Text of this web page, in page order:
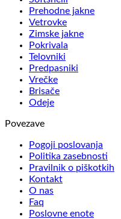
Prehodne jakne
Vetrovke
Zimske jakne
Pokrivala
Telovniki
Predpasniki
Vrečke
Brisače
Odeje
Povezave
Pogoji poslovanja
Politika zasebnosti
Pravilnik o piškotkih
Kontakt
O nas
Faq
Poslovne enote